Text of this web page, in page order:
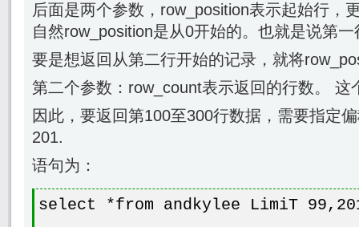
后面是两个参数，row_position表示起始行，
自然row_position是从0开始的。也就是说第
要是想返回从第二行开始的记录，就将
第二个参数：row_count表示返回的行数。 这
因此，要返回第100至300行数据，需要指定
201.
语句为：
select *from andkylee LimiT